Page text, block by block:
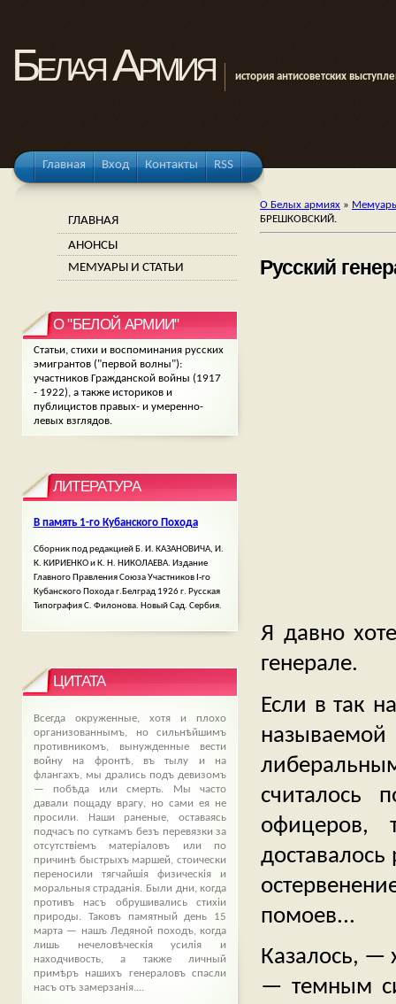
Белая Армия история антисоветских
Главная Вход Контакты RSS
О Белых армиях »
БРЕШКОВСКИЙ.
Русский
Я давно
генерале.
Если в так
считалось
офицеров,
помоев...
Казалось, —
— темным
ГЛАВНАЯ
АНОНСЫ
МЕМУАРЫ И СТАТЬИ
О "БЕЛОЙ АРМИИ"
Статьи, стихи и воспоминания русских
эмигрантов ("первой волны"):
участников Гражданской войны (1917
- 1922), а также историков и
публицистов правых- и умеренно-
левых взглядов.
ЛИТЕРАТУРА
В память 1-го Кубанского Похода
Сборник под редакцией Б. И. КАЗАНОВИЧА, И.
К. КИРИЕНКО и К. Н. НИКОЛАЕВА. Издание
Главного Правления Союза Участников І-го
Кубанского Похода г.Белград 1926 г. Русская
Типография С. Филонова. Новый Сад. Сербия.
ЦИТАТА
Всегда окруженные, хотя и плохо
организованнымъ, но сильнѣйшимъ
противникомъ, вынужденные вести
войну на фронтѣ, въ тылу и на
флангахъ, мы дрались подъ девизомъ
— побѣда или смерть. Мы часто
давали пощаду врагу, но сами ея не
просили. Наши раненые, оставаясь
подчасъ по суткамъ безъ перевязки за
отсутствіемъ матеріаловъ или по
причинѣ быстрыхъ маршей, стоически
переносили тягчайшія физическія и
моральныя страданія. Были дни, когда
противъ насъ обрушивались стихіи
природы. Таковъ памятный день 15
марта — нашъ Ледяной походъ, когда
лишь нечеловѣческія усилія и
находчивость, а также личный
примѣръ нашихъ генераловъ спасли
насъ отъ замерзанія....